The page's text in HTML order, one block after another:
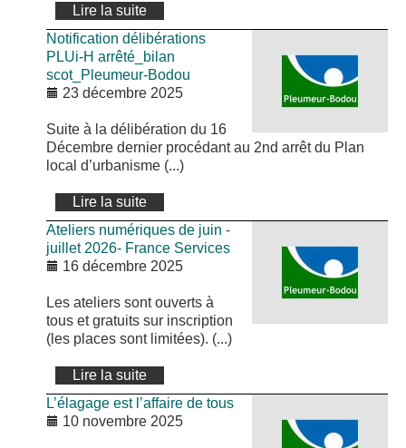
Lire la suite
Notification délibérations
PLUi-H arrêté_bilan
scot_Pleumeur-Bodou
23 décembre 2025
Suite à la délibération du 16
Décembre dernier procédant au 2nd arrêt du Plan
local d’urbanisme (...)
Lire la suite
Ateliers numériques de juin -
juillet 2026- France Services
16 décembre 2025
Les ateliers sont ouverts à
tous et gratuits sur inscription
(les places sont limitées). (...)
Lire la suite
L’élagage est l’affaire de tous
10 novembre 2025